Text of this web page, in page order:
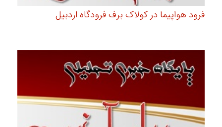
فرود هواپیما در کولاک برف فرودگاه اردبیل